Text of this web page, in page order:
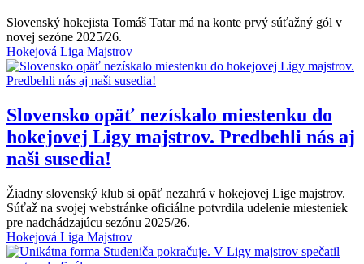
Slovenský hokejista Tomáš Tatar má na konte prvý súťažný gól v
novej sezóne 2025/26.
Hokejová Liga Majstrov
Slovensko opäť nezískalo miestenku do
hokejovej Ligy majstrov. Predbehli nás aj
naši susedia!
Žiadny slovenský klub si opäť nezahrá v hokejovej Lige majstrov.
Súťaž na svojej webstránke oficiálne potvrdila udelenie miesteniek
pre nadchádzajúcu sezónu 2025/26.
Hokejová Liga Majstrov